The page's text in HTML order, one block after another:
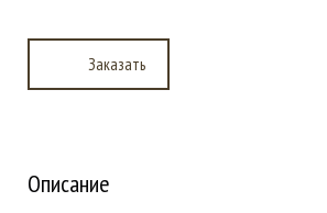
Заказать
Описание